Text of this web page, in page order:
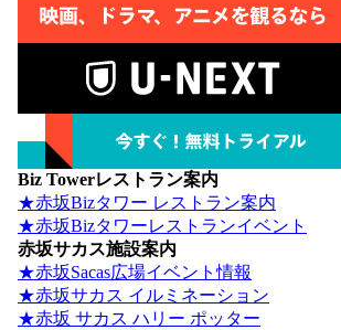
Biz Towerレストラン案内
★赤坂Bizタワー レストラン案内
★赤坂Bizタワーレストランイベント
赤坂サカス施設案内
★赤坂Sacas広場イベント情報
★赤坂サカス イルミネーション
★赤坂 サカス ハリー ポッター